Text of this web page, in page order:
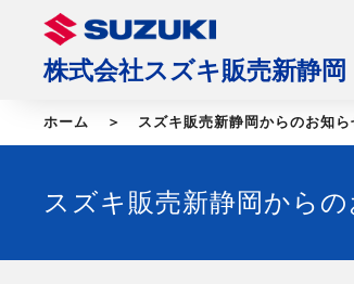
株式会社スズキ販売新静岡
ホーム スズキ販売新静岡からのお知ら
スズキ販売新静岡から